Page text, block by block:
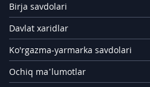
Birja savdolari
Davlat xaridlar
Ko'rgazma-yarmarka savdolari
Ochiq ma’lumotlar